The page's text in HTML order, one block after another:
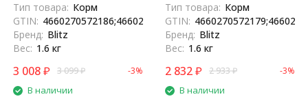
аллергии, непереносимости
и атопическом дерматите, в
консервах - 100 г х 16 шт
Тип товара: Корм
GTIN: 4660270572186;4660270573565
Бренд: Blitz
Вес: 1.6 кг
3 008₽ 3 099₽ -3%
В наличии
почечной недостаточности,
в консервах - 100 г х 16 шт
Тип товара: Корм
GTIN:
Бренд: Blitz
Вес: 1.6 кг
2 832₽ 2 933₽ -3%
В наличии